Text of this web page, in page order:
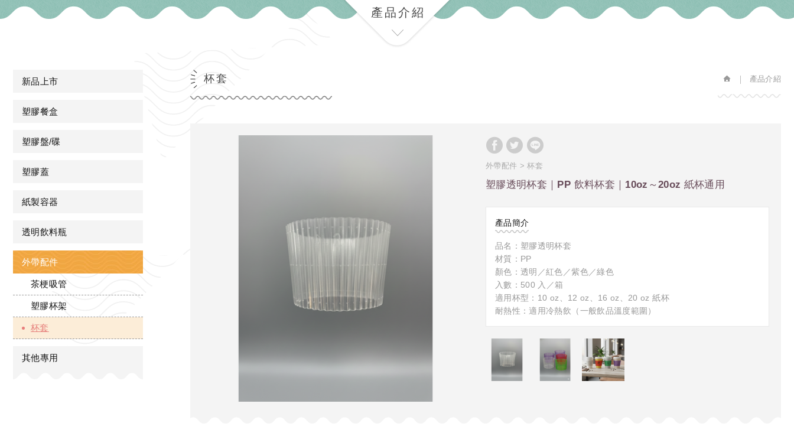
產品介紹
新品上市
塑膠餐盒
塑膠盤/碟
塑膠蓋
紙製容器
透明飲料瓶
外帶配件
茶梗吸管
塑膠杯架
杯套
其他專用
杯套 產品介紹
外帶配件 杯套
塑膠透明杯套｜PP 飲料杯套｜10oz～20oz 紙杯通用
產品簡介
品名：塑膠透明杯套
材質：PP
顏色：透明／紅色／紫色／綠色
入數：500 入／箱
適用杯型：10 oz、12 oz、16 oz、20 oz 紙杯
耐熱性：適用冷熱飲（一般飲品溫度範圍）